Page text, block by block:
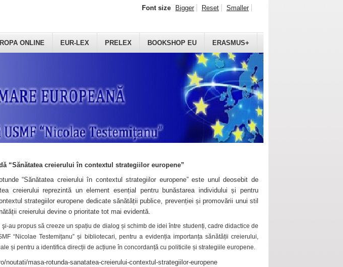
ONLINE EUR-LEX PRELEX BOOKSHOP EU ERASMUS+
Font size Bigger Reset Smaller
“Sănătatea creierului în contextul strategiilor europene”
“Sănătatea creierului în contextul strategiilor europene” este unul deosebit de
creierului reprezintă un element esențial pentru bunăstarea individului și pentru
strategiilor europene dedicate sănătății publice, prevenției și promovării unui stil
creierului devine o prioritate tot mai evidentă.
au propus să creeze un spațiu de dialog și schimb de idei între studenți, cadre didactice de
“Nicolae Testemițanu” și bibliotecari, pentru a evidenția importanța sănătății creierului,
și pentru a identifica direcții de acțiune în concordanță cu politicile și strategiile europene.
noutati/masa-rotunda-sanatatea-creierului-contextul-strategiilor-europene